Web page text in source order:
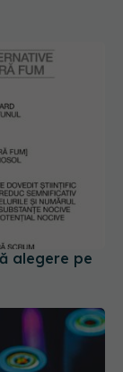
alegere pe